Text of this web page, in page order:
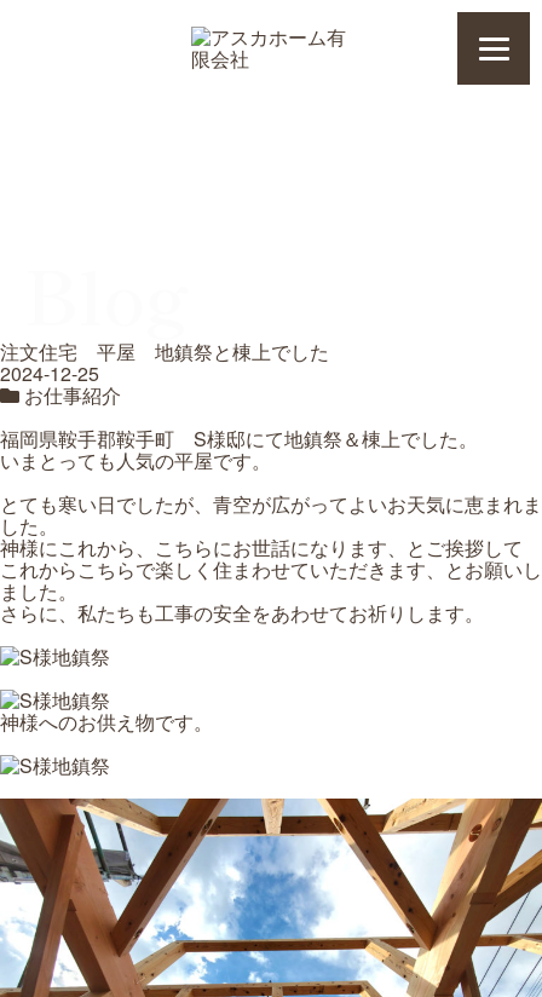
注文住宅 平屋 地鎮祭と棟上でした
2024-12-25
お仕事紹介
福岡県鞍手郡鞍手町 S様邸にて地鎮祭＆棟上でした。
いまとっても人気の平屋です。
とても寒い日でしたが、青空が広がってよいお天気に恵まれま
した。
神様にこれから、こちらにお世話になります、とご挨拶して
これからこちらで楽しく住まわせていただきます、とお願いし
ました。
さらに、私たちも工事の安全をあわせてお祈りします。
神様へのお供え物です。